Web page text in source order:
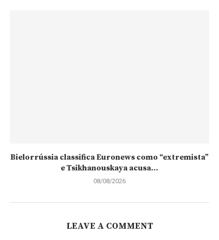
Bielorrússia classifica Euronews como “extremista”
e Tsikhanouskaya acusa...
08/08/2026
LEAVE A COMMENT